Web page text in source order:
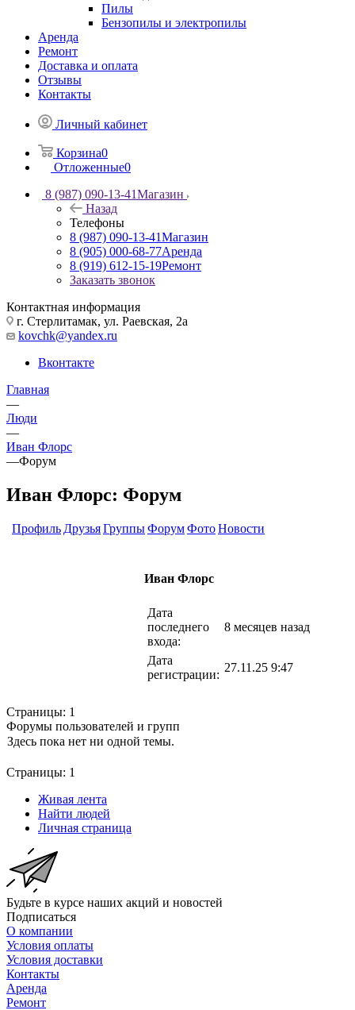
Пилы
Бензопилы и электропилы
Аренда
Ремонт
Доставка и оплата
Отзывы
Контакты
Личный кабинет
Корзина0
Отложенные0
8 (987) 090-13-41Магазин
Назад
Телефоны
8 (987) 090-13-41Магазин
8 (905) 000-68-77Аренда
8 (919) 612-15-19Ремонт
Заказать звонок
Контактная информация
г. Стерлитамак, ул. Раевская, 2а
kovchk@yandex.ru
Вконтакте
Главная
—
Люди
—
Иван Флорс
—Форум
Иван Флорс: Форум
Профиль ДрузьяГруппыФорумФотоНовости
Иван Флорс
Дата
последнего
входа:
8 месяцев назад
Дата
регистрации:
27.11.25 9:47
Страницы: 1
Форумы пользователей и групп
Здесь пока нет ни одной темы.
Страницы: 1
Живая лента
Найти людей
Личная страница
Будьте в курсе наших акций и новостей
Подписаться
О компании
Условия оплаты
Условия доставки
Контакты
Аренда
Ремонт